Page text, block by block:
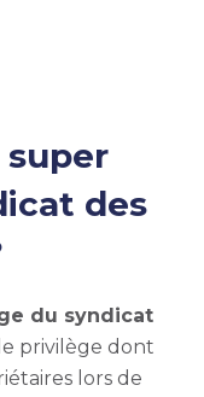
super
des
du syndicat
privilège dont
lors de